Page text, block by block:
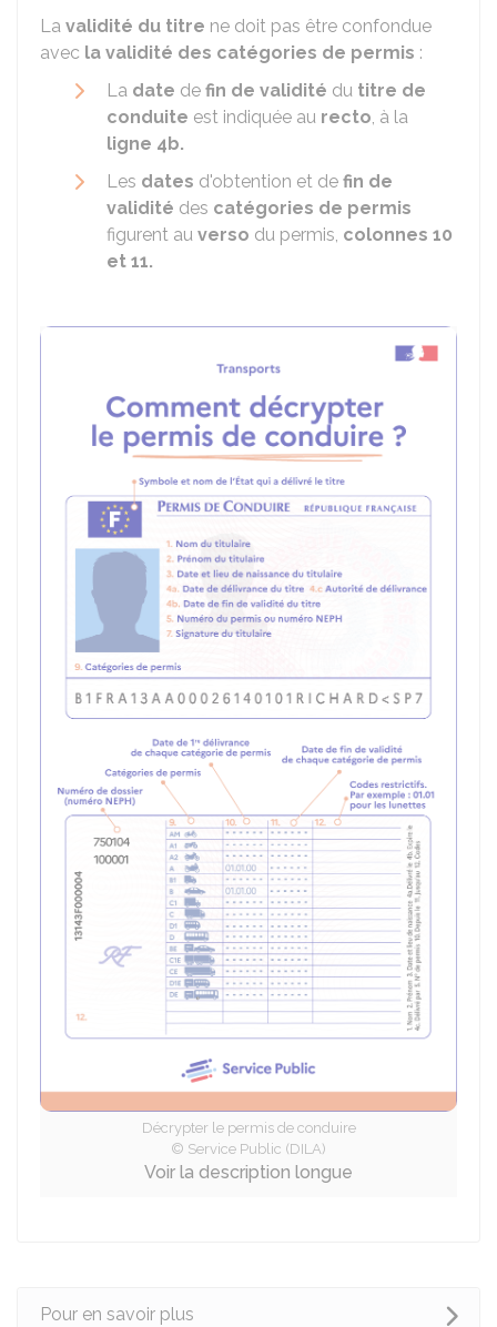
La validité du titre ne doit pas être confondue
avec la validité des catégories de permis :
La date de fin de validité du titre de
conduite est indiquée au recto, à la
ligne 4b.
Les dates d'obtention et de fin de
validité des catégories de permis
figurent au verso du permis, colonnes 10
et 11.
Décrypter le permis de conduire
© Service Public (DILA)
Voir la description longue
Pour en savoir plus